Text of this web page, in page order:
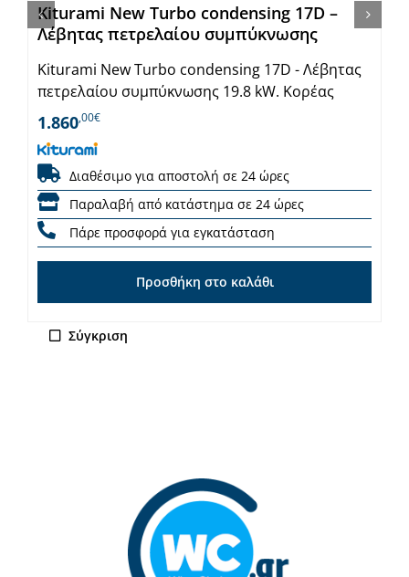
Kiturami New Turbo condensing 17D –
Λέβητας πετρελαίου συμπύκνωσης
Kiturami New Turbo condensing 17D - Λέβητας
πετρελαίου συμπύκνωσης 19.8 kW. Κορέας
1.860,00€
Διαθέσιμο για αποστολή σε 24 ώρες
Παραλαβή από κατάστημα σε 24 ώρες
Πάρε προσφορά για εγκατάσταση
Προσθήκη στο καλάθι
Σύγκριση